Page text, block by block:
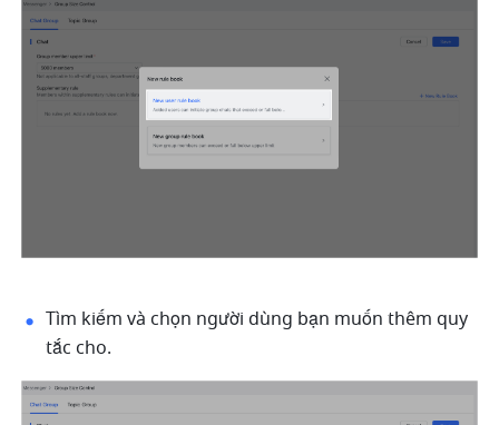
Tìm kiếm và chọn người dùng bạn muốn thêm quy
tắc cho.